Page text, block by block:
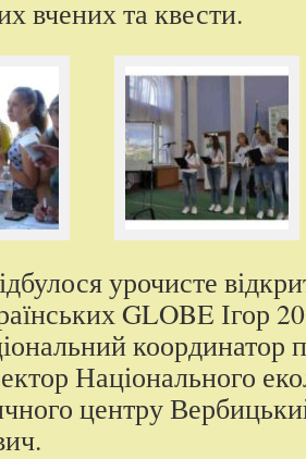
вчених та квести.
урочисте
GLOBE Ігор
координатор
Національного
центру